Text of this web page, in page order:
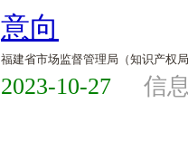
意向
福建省市场监督管理局（知识产权
2023-10-27 信